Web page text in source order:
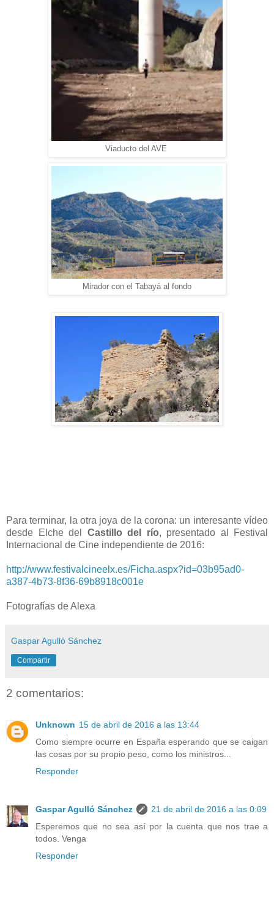
Viaducto del AVE
Mirador con el Tabayá al fondo
Para terminar, la otra joya de la corona: un interesante vídeo
desde Elche del Castillo del río, presentado al Festival
Internacional de Cine independiente de 2016:
http://www.festivalcineelx.es/Ficha.aspx?id=03b95ad0-
a387-4b73-8f36-69b8918c001e
Fotografías de Alexa
Gaspar Agulló Sánchez
Compartir
2 comentarios:
Unknown 15 de abril de 2016 a las 13:44
Como siempre ocurre en España esperando que se caigan
las cosas por su propio peso, como los ministros...
Responder
Gaspar Agulló Sánchez
21 de abril de 2016 a las 0:09
Esperemos que no sea así por la cuenta que nos trae a
todos. Venga
Responder